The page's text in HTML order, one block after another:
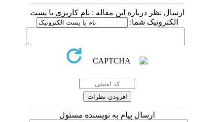
ارسال نظر درباره این مقاله : نام کاربری یا پست
الکترونیک شما:
ارسال پیام به نویسنده مسئول